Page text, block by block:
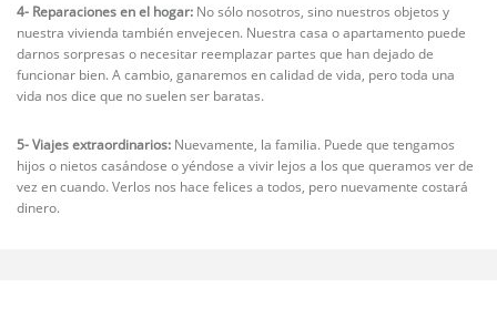
4- Reparaciones en el hogar: No sólo nosotros, sino nuestros objetos y
nuestra vivienda también envejecen. Nuestra casa o apartamento puede
darnos sorpresas o necesitar reemplazar partes que han dejado de
funcionar bien. A cambio, ganaremos en calidad de vida, pero toda una
vida nos dice que no suelen ser baratas.
5- Viajes extraordinarios: Nuevamente, la familia. Puede que tengamos
hijos o nietos casándose o yéndose a vivir lejos a los que queramos ver de
vez en cuando. Verlos nos hace felices a todos, pero nuevamente costará
dinero.